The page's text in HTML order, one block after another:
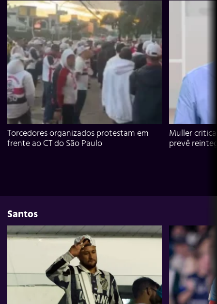
Torcedores organizados protestam em
frente ao CT do São Paulo
Muller
prevê
Santos